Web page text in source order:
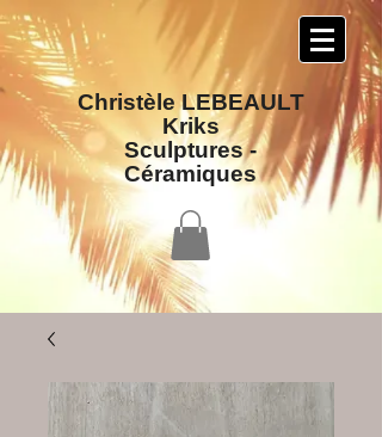
Christèle LEBEAULT
Kriks
Sculptures​ -
Céramiques